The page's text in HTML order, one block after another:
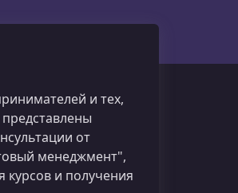
и тех,
от
менеджмент",
курсов и получения